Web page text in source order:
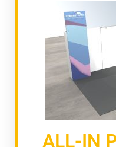
ALL-IN